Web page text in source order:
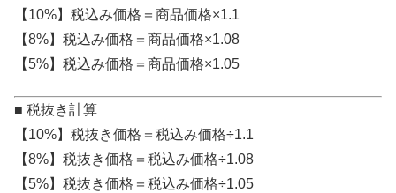
【10%】税込み価格＝商品価格×1.1
【8%】税込み価格＝商品価格×1.08
【5%】税込み価格＝商品価格×1.05
■ 税抜き計算
【10%】税抜き価格＝税込み価格÷1.1
【8%】税抜き価格＝税込み価格÷1.08
【5%】税抜き価格＝税込み価格÷1.05